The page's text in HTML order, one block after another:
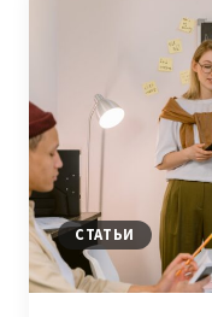
СТАТЬИ